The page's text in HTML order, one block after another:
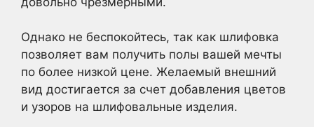
Однако не беспокойтесь, так как шлифовка
позволяет вам получить полы вашей мечты
по более низкой цене. Желаемый внешний
вид достигается за счет добавления цветов
и узоров на шлифовальные изделия.